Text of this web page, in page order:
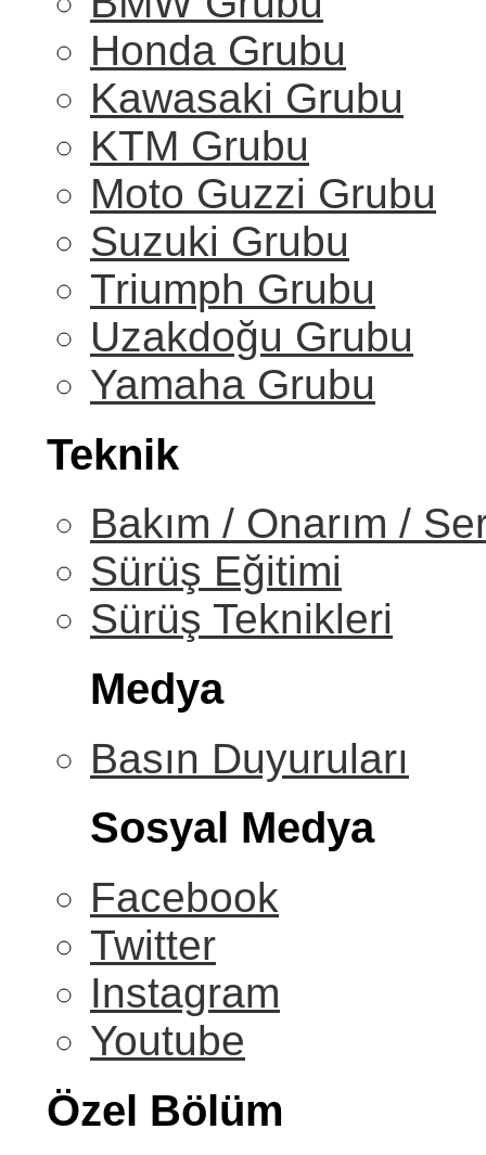
Honda Grubu
Kawasaki Grubu
KTM Grubu
Moto Guzzi Grubu
Suzuki Grubu
Triumph Grubu
Uzakdoğu Grubu
Yamaha Grubu
Teknik
Bakım / Onarım /
Sürüş Eğitimi
Sürüş Teknikleri
Medya
Basın Duyuruları
Sosyal Medya
Facebook
Twitter
Instagram
Youtube
Özel Bölüm